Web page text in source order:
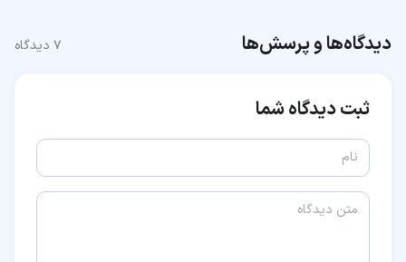
دیدگاه‌ها و پرسش‌ها ۷ دیدگاه
ثبت دیدگاه شما